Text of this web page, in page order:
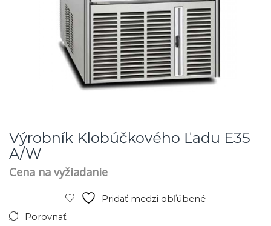
Výrobník Klobúčkového Ľadu E35
A/W
Cena na vyžiadanie
Pridať medzi obľúbené
Porovnať